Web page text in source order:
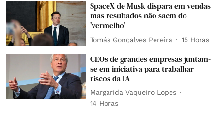
SpaceX de Musk dispara em vendas
mas resultados não saem do
'vermelho'
Tomás Gonçalves Pereira 15 Horas
CEOs de grandes empresas juntam-
se em iniciativa para trabalhar
riscos da IA
Margarida Vaqueiro Lopes
14 Horas